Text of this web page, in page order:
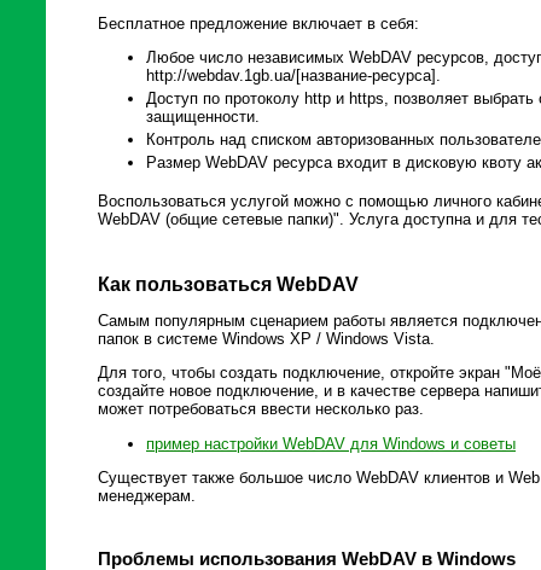
Бесплатное предложение включает в себя:
Любое число независимых WebDAV ресурсов,
http://webdav.1gb.ua/[название-ресурса].
Доступ по протоколу http и https, позволяет
защищенности.
Контроль над списком авторизованных
Размер WebDAV ресурса входит в дисковую квоту
Воспользоваться услугой можно с помощью личного
WebDAV (общие сетевые папки)". Услуга доступна и для
Как пользоваться WebDAV
Самым популярным сценарием работы является
папок в системе Windows XP / Windows Vista.
Для того, чтобы создать подключение, откройте экран
создайте новое подключение, и в качестве сервера
может потребоваться ввести несколько раз.
пример настройки WebDAV для Windows и советы
Существует также большое число WebDAV клиентов и
менеджерам.
Проблемы использования WebDAV в Windows